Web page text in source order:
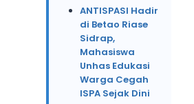
ANTISPASI Hadir
di Betao Riase
Sidrap,
Mahasiswa
Unhas Edukasi
Warga Cegah
ISPA Sejak Dini